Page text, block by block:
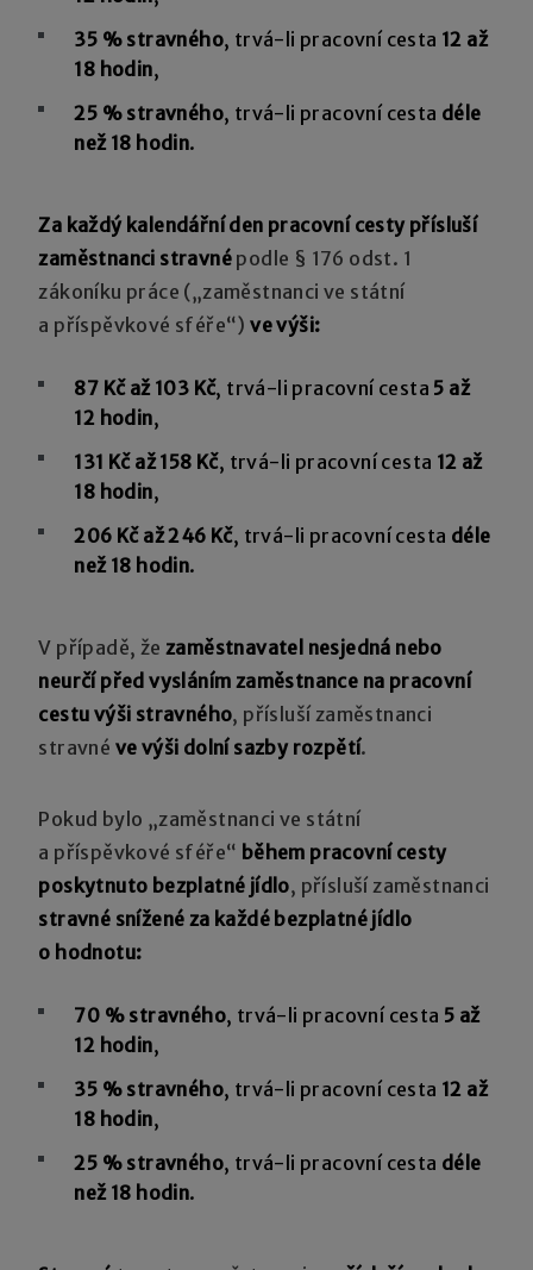
35 % stravného, trvá-li pracovní cesta 12 až
18 hodin,
25 % stravného, trvá-li pracovní cesta déle
než 18 hodin.
Za každý kalendářní den pracovní cesty přísluší
zaměstnanci stravné podle § 176 odst. 1
zákoníku práce („zaměstnanci ve státní
a příspěvkové sféře“)ve výši:
87 Kč až 103 Kč, trvá-li pracovní cesta 5 až
12 hodin,
131 Kč až 158 Kč, trvá-li pracovní cesta 12 až
18 hodin,
206 Kč až 246 Kč, trvá-li pracovní cesta déle
než 18 hodin.
V případě, žezaměstnavatel nesjedná nebo
neurčí před vysláním zaměstnance na pracovní
cestu výši stravného, přísluší zaměstnanci
stravné ve výši dolní sazby rozpětí.
Pokud bylo „zaměstnanci ve státní
a příspěvkové sféře“ během pracovní cesty
poskytnuto bezplatné jídlo, přísluší zaměstnanci
stravné snížené za každé bezplatné jídlo
o hodnotu:
70 % stravného, trvá-li pracovní cesta 5 až
12 hodin,
35 % stravného, trvá-li pracovní cesta 12 až
18 hodin,
25 % stravného, trvá-li pracovní cesta déle
než 18 hodin.